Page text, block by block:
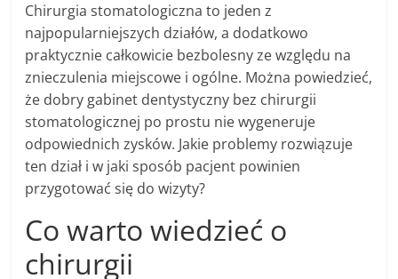
Chirurgia stomatologiczna to jeden z
najpopularniejszych działów, a dodatkowo
praktycznie całkowicie bezbolesny ze względu na
znieczulenia miejscowe i ogólne. Można powiedzieć,
że dobry gabinet dentystyczny bez chirurgii
stomatologicznej po prostu nie wygeneruje
odpowiednich zysków. Jakie problemy rozwiązuje
ten dział i w jaki sposób pacjent powinien
przygotować się do wizyty?
Co warto wiedzieć o
chirurgii